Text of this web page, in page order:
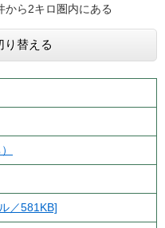
から2キロ圏内にある
り替える
／581KB]